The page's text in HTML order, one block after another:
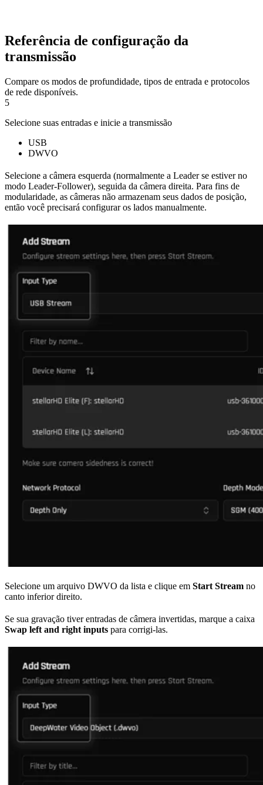
Referência de configuração da
transmissão
Compare os modos de profundidade, tipos de entrada e protocolos
de rede disponíveis.
5
Selecione suas entradas e inicie a transmissão
USB
DWVO
Selecione a câmera esquerda (normalmente a Leader se estiver no
modo Leader-Follower), seguida da câmera direita. Para fins de
modularidade, as câmeras não armazenam seus dados de posição,
então você precisará configurar os lados manualmente.
Selecione um arquivo DWVO da lista e clique em Start Stream no
canto inferior direito.
Se sua gravação tiver entradas de câmera invertidas, marque a caixa
Swap left and right inputs para corrigi-las.